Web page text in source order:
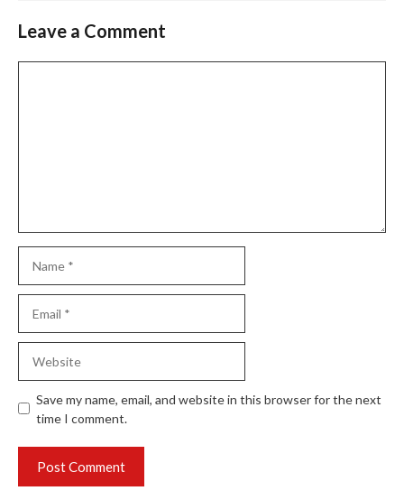
Leave a Comment
Save my name, email, and website in this browser for the next
time I comment.